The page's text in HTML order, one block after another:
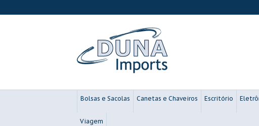
Bolsas e Sacolas Canetas e Chaveiros Escritório
Viagem